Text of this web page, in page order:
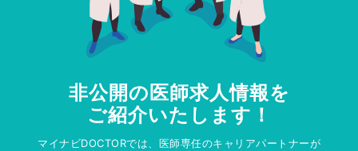
非公開の医師求人情報を
ご紹介いたします！
マイナビDOCTORでは、医師専任のキャリアパートナーが